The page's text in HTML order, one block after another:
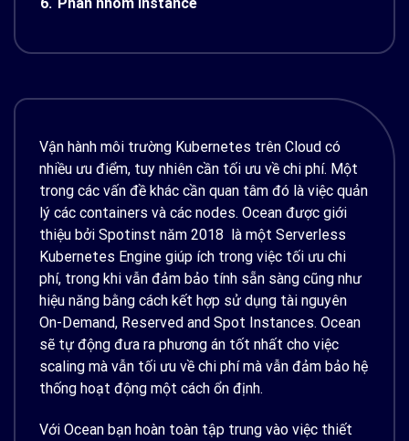
Vận hành môi trường Kubernetes trên Cloud có
nhiều ưu điểm, tuy nhiên cần tối ưu về chi phí. Một
trong các vấn đề khác cần quan tâm đó là việc quản
lý các containers và các nodes. Ocean được giới
thiệu bởi Spotinst năm 2018 là một Serverless
Kubernetes Engine giúp ích trong việc tối ưu chi
phí, trong khi vẫn đảm bảo tính sẵn sàng cũng như
hiệu năng bằng cách kết hợp sử dụng tài nguyên
On-Demand, Reserved and Spot Instances. Ocean
sẽ tự động đưa ra phương án tốt nhất cho việc
scaling mà vẫn tối ưu về chi phí mà vẫn đảm bảo hệ
thống hoạt động một cách ổn định.
Với Ocean bạn hoàn toàn tập trung vào việc thiết